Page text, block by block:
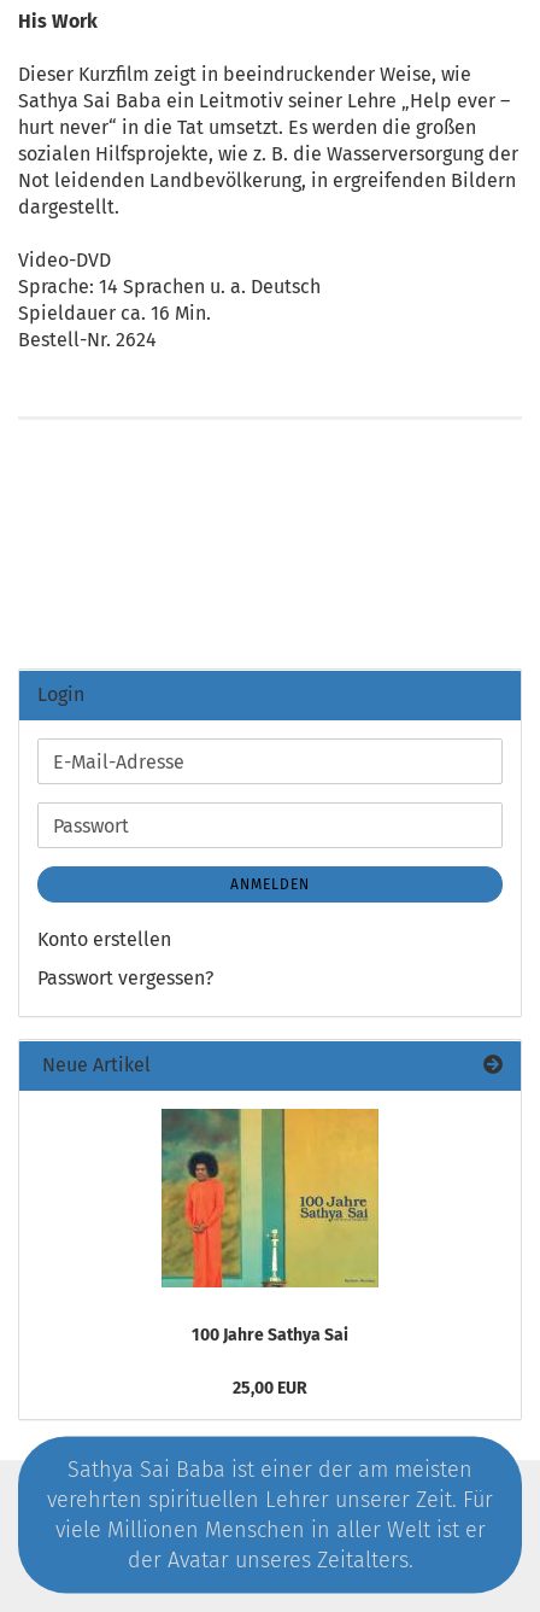
His Work
Dieser Kurzfilm zeigt in beeindruckender Weise, wie
Sathya Sai Baba ein Leitmotiv seiner Lehre „Help ever –
hurt never“ in die Tat umsetzt. Es werden die großen
sozialen Hilfsprojekte, wie z. B. die Wasserversorgung der
Not leidenden Landbevölkerung, in ergreifenden Bildern
dargestellt.
Video-DVD
Sprache: 14 Sprachen u. a. Deutsch
Spieldauer ca. 16 Min.
Bestell-Nr. 2624
Login
E-
Mail-
Adresse
Passwort
ANMELDEN
Konto erstellen
Passwort vergessen?
Neue Artikel
100 Jahre Sathya Sai
25,00 EUR
Sathya Sai Baba ist einer der am meisten
verehrten spirituellen Lehrer unserer Zeit. Für
viele Millionen Menschen in aller Welt ist er
der Avatar unseres Zeitalters.